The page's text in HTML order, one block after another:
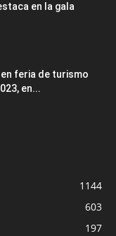
en la gala
feria de turismo
en...
1144
603
197